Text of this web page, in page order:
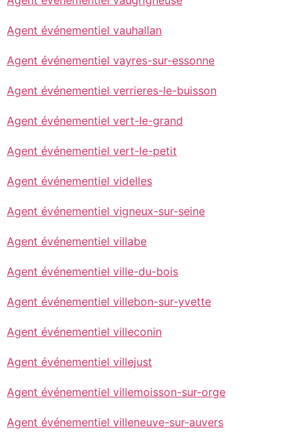
Agent événementiel vauhallan
Agent événementiel vayres-sur-essonne
Agent événementiel verrieres-le-buisson
Agent événementiel vert-le-grand
Agent événementiel vert-le-petit
Agent événementiel videlles
Agent événementiel vigneux-sur-seine
Agent événementiel villabe
Agent événementiel ville-du-bois
Agent événementiel villebon-sur-yvette
Agent événementiel villeconin
Agent événementiel villejust
Agent événementiel villemoisson-sur-orge
Agent événementiel villeneuve-sur-auvers